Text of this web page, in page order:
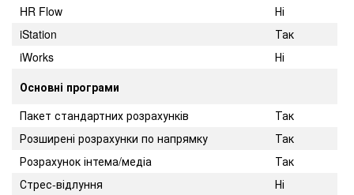
HR Flow
Ні
iStation
Так
iWorks
Ні
Основні програми
Пакет стандартних розрахунків
Так
Розширені розрахунки по напрямку
Так
Розрахунок інтема/медіа
Так
Стрес-відлуння
Ні